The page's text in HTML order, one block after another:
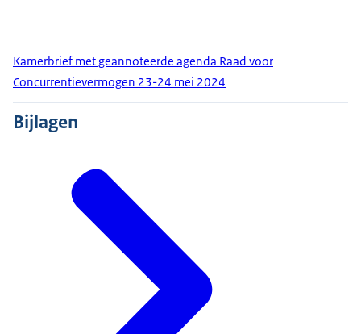
Kamerbrief met geannoteerde agenda Raad voor
Concurrentievermogen 23-24 mei 2024
Bijlagen